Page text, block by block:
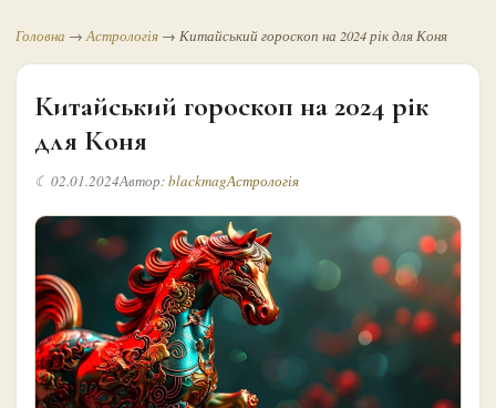
Головна → Астрологія → Китайський гороскоп на 2024 рік для Коня
Китайський гороскоп на 2024 рік
для Коня
☾ 02.01.2024Автор:blackmagАстрологія